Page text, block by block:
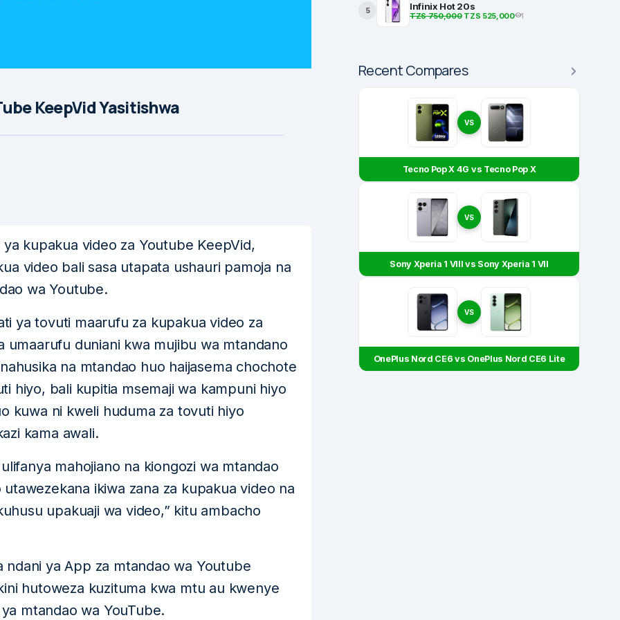
KeepVid Yasitishwa
kupakua video za Youtube KeepVid,
video bali sasa utapata ushauri pamoja na
wa Youtube.
ya tovuti maarufu za kupakua video za
umaarufu duniani kwa mujibu wa mtandano
na mtandao huo haijasema chochote
hiyo, bali kupitia msemaji wa kampuni hiyo
kuwa ni kweli huduma za tovuti hiyo
kama awali.
mahojiano na kiongozi wa mtandao
ikiwa zana za kupakua video na
upakuaji wa video,” kitu ambacho
ya App za mtandao wa Youtube
hutoweza kuzituma kwa mtu au kwenye
mtandao wa YouTube.
5 Infinix Hot 20s
TZS 750,000TZS 525,000 1
Recent Compares
VS
Tecno Pop X 4G vs Tecno Pop X
VS
Sony Xperia 1 VIII vs Sony Xperia 1 VII
VS
OnePlus Nord CE6 vs OnePlus Nord CE6 Lite